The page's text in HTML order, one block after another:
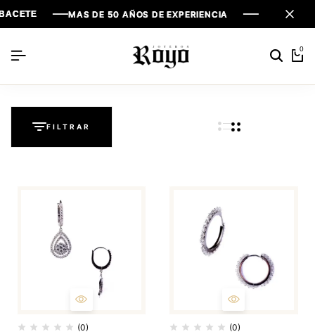
MAS DE 50 AÑOS DE EXPERIENCIA
MAS DE 50 AÑOS DE EXPERIENCIA
MAS DE 50 AÑOS DE EXPERIENCIA
0
FILTRAR
(0) (0)